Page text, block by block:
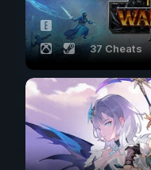
37 Cheats